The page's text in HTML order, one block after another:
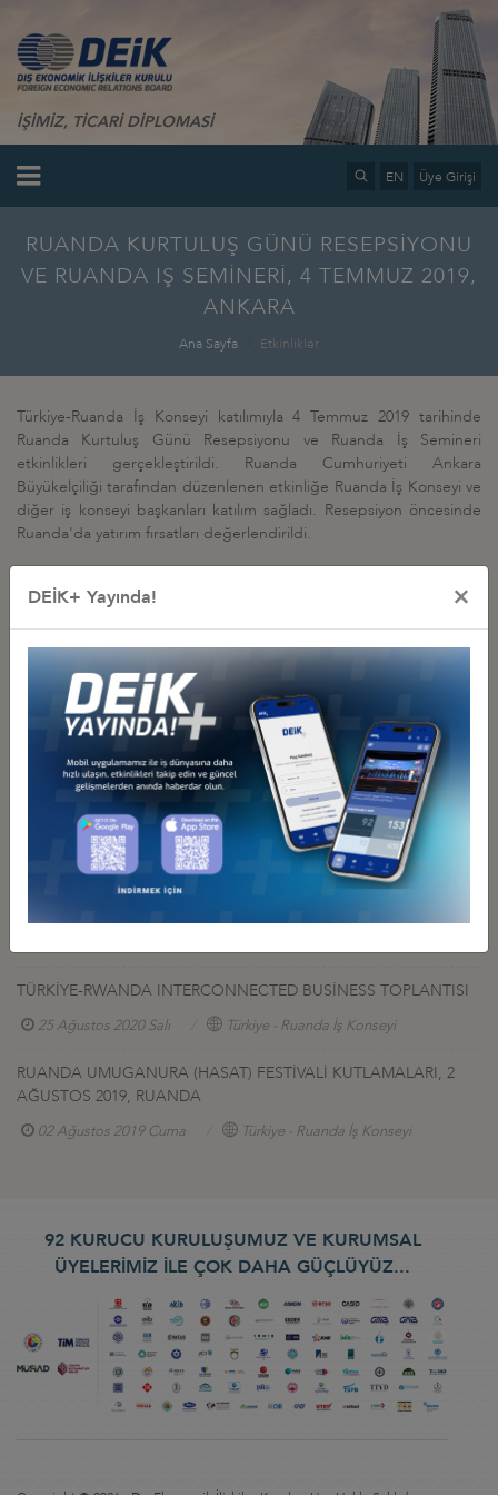
İŞİMİZ, TİCARİ DİPLOMASİ
EN Üye Girişi
RUANDA KURTULUŞ GÜNÜ RESEPSİYONU
VE RUANDA IŞ SEMİNERİ, 4 TEMMUZ 2019,
ANKARA
Ana Sayfa Etkinlikler
Türkiye-Ruanda İş Konseyi katılımıyla 4 Temmuz 2019 tarihinde
Ruanda Kurtuluş Günü Resepsiyonu ve Ruanda İş Semineri
etkinlikleri gerçekleştirildi. Ruanda Cumhuriyeti Ankara
Büyükelçiliği tarafından düzenlenen etkinliğe Ruanda İş Konseyi ve
diğer iş konseyi başkanları katılım sağladı. Resepsiyon öncesinde
Ruanda'da yatırım fırsatları değerlendirildi.
İş Konseyi ile Alakalı Diğer Etkinlikler
TÜRKIYE-RUANDA İŞ FORUMU
22 Kasım 2022 Salı Türkiye - Ruanda İş Konseyi
A NEW HUB FOR SUSTAINABILITY-THE KIGALI INTERNATIONAL
FINANCIAL CENTRE WEBINARI
02 Haziran 2021 Çarşamba Türkiye - Ruanda İş Konseyi
RUANDA CUMHURİYETİ ANKARA BÜYÜKELÇİSİ İLE TANIŞMA
TÜRKİYE-RWANDA INTERCONNECTED BUSİNESS TOPLANTISI
25 Ağustos 2020 Salı Türkiye - Ruanda İş Konseyi
RUANDA UMUGANURA (HASAT) FESTİVALİ KUTLAMALARI, 2
AĞUSTOS 2019, RUANDA
02 Ağustos 2019 Cuma Türkiye - Ruanda İş Konseyi
92 KURUCU KURULUŞUMUZ VE KURUMSAL
ÜYELERİMİZ İLE ÇOK DAHA GÜÇLÜYÜZ...
DEİK+ Yayında! ×